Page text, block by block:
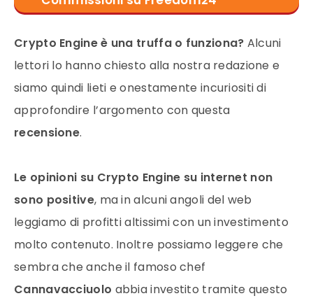
Crypto Engine è una truffa o funziona? Alcuni
lettori lo hanno chiesto alla nostra redazione e
siamo quindi lieti e onestamente incuriositi di
approfondire l’argomento con questa
recensione.
Le opinioni su Crypto Engine su internet non
sono positive, ma in alcuni angoli del web
leggiamo di profitti altissimi con un investimento
molto contenuto. Inoltre possiamo leggere che
sembra che anche il famoso chef
Cannavacciuolo abbia investito tramite questo